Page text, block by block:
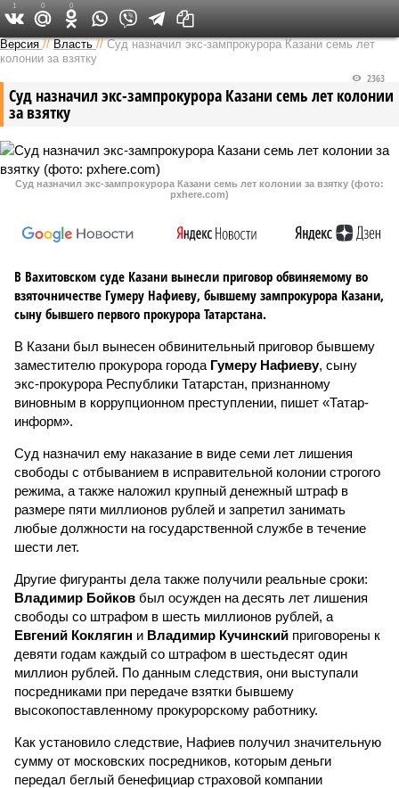
Версия в Татарстане
Версия //Власть //Суд назначил экс-зампрокурора Казани семь лет
колонии за взятку
Суд назначил экс-зампрокурора Казани семь лет колонии
за взятку
2363
Суд назначил экс-зампрокурора Казани семь лет колонии за взятку (фото:
pxhere.com)
В Вахитовском суде Казани вынесли приговор обвиняемому во
взяточничестве Гумеру Нафиеву, бывшему зампрокурора Казани,
сыну бывшего первого прокурора Татарстана.
В Казани был вынесен обвинительный приговор бывшему
заместителю прокурора города Гумеру Нафиеву, сыну
экс-прокурора Республики Татарстан, признанному
виновным в коррупционном преступлении, пишет «Татар-
информ».
Суд назначил ему наказание в виде семи лет лишения
свободы с отбыванием в исправительной колонии строгого
режима, а также наложил крупный денежный штраф в
размере пяти миллионов рублей и запретил занимать
любые должности на государственной службе в течение
шести лет.
Другие фигуранты дела также получили реальные сроки:
Владимир Бойков был осужден на десять лет лишения
свободы со штрафом в шесть миллионов рублей, а
Евгений Коклягин и Владимир Кучинский приговорены к
девяти годам каждый со штрафом в шестьдесят один
миллион рублей. По данным следствия, они выступали
посредниками при передаче взятки бывшему
высокопоставленному прокурорскому работнику.
Как установило следствие, Нафиев получил значительную
сумму от московских посредников, которым деньги
передал беглый бенефициар страховой компании
1 0 0